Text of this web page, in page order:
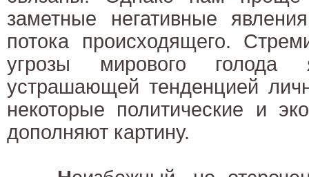
заметные негативные
потока происходящего.
угрозы мирового голода
устрашающей тенденцией
некоторые политические и
дополняют картину.